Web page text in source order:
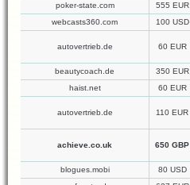
poker-state.com
555 EUR
webcasts360.com
100 USD
autovertrieb.de 60 EUR
beautycoach.de 350 EUR
haist.net
60 EUR
autovertrieb.de 110 EUR
achieve.co.uk 650 GBP
blogues.mobi 80 USD